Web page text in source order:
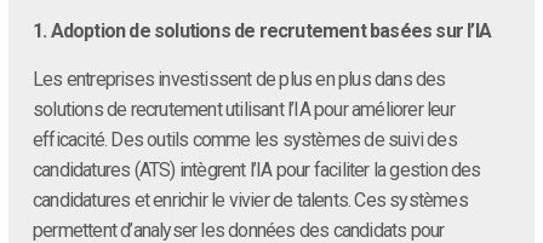
1. Adoption de solutions de recrutement basées sur l’IA
Les entreprises investissent de plus en plus dans des
solutions de recrutement utilisant l’IA pour améliorer leur
efficacité. Des outils comme les systèmes de suivi des
candidatures (ATS) intègrent l’IA pour faciliter la gestion des
candidatures et enrichir le vivier de talents. Ces systèmes
permettent d’analyser les données des candidats pour